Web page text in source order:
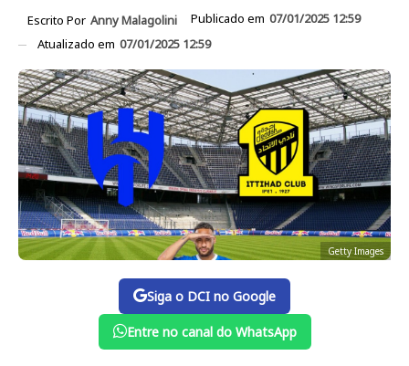
Escrito Por Anny Malagolini Publicado em 07/01/2025 12:59
Atualizado em 07/01/2025 12:59
Getty Images
Siga o DCI no Google
Entre no canal do WhatsApp